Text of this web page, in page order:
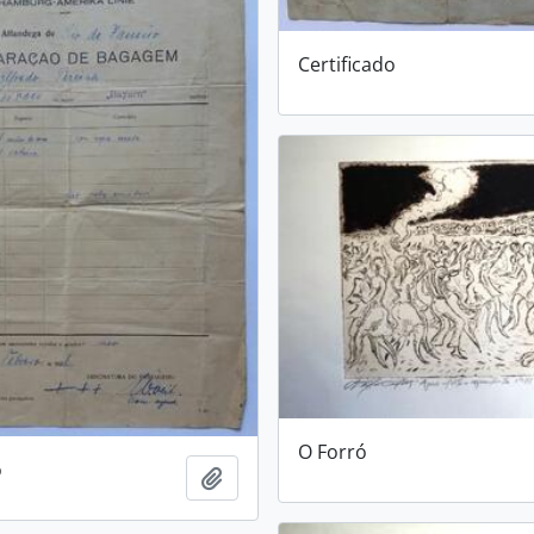
Certificado
O Forró